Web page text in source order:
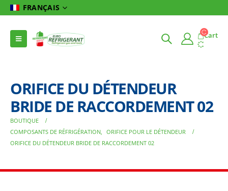
FRANÇAIS
Cart
ORIFICE DU DÉTENDEUR
BRIDE DE RACCORDEMENT 02
BOUTIQUE
COMPOSANTS DE RÉFRIGÉRATION, ORIFICE POUR LE DÉTENDEUR
ORIFICE DU DÉTENDEUR BRIDE DE RACCORDEMENT 02